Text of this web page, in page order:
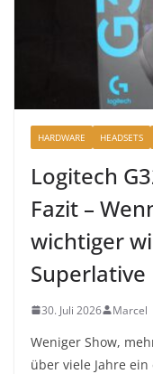
HARDWARE HEADSETS
Logitech
Fazit –
wichtiger
Superlative
30. Juli 2026 Marcel
Weniger Show,
über viele Jahre